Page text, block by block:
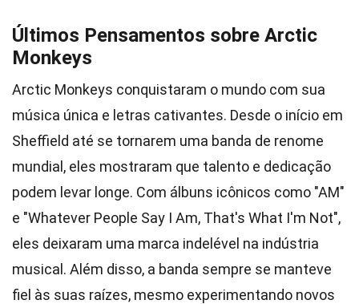
Últimos Pensamentos sobre Arctic
Monkeys
Arctic Monkeys conquistaram o mundo com sua
música única e letras cativantes. Desde o início em
Sheffield até se tornarem uma banda de renome
mundial, eles mostraram que talento e dedicação
podem levar longe. Com álbuns icônicos como "AM"
e "Whatever People Say I Am, That's What I'm Not",
eles deixaram uma marca indelével na indústria
musical. Além disso, a banda sempre se manteve
fiel às suas raízes, mesmo experimentando novos